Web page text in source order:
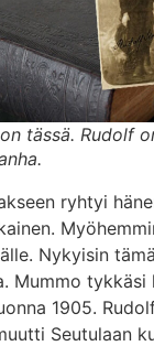
tässä. Rudolf
ryhtyi
Nykyisin
Mummo tykkäsi
1905.
Seutulaan